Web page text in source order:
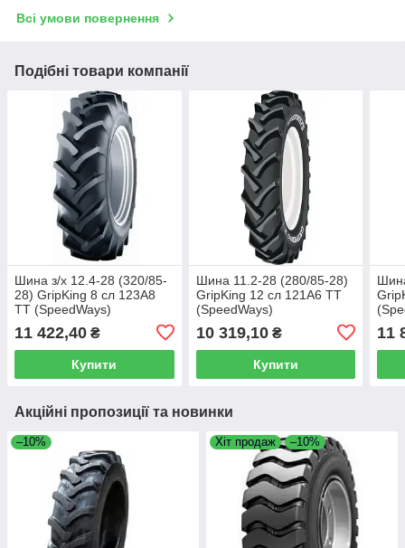
Всі умови повернення
Подібні товари компанії
Шина з/х 12.4-28 (320/85-
28) GripKing 8 сл 123A8
TT (SpeedWays)
11 422,40 ₴
Купити
Шина 11.2-28 (280/85-28)
GripKing 12 сл 121A6 TT
(SpeedWays)
10 319,10₴
Купити
11
Акційні пропозиції та новинки
–10% Хіт продаж –10%